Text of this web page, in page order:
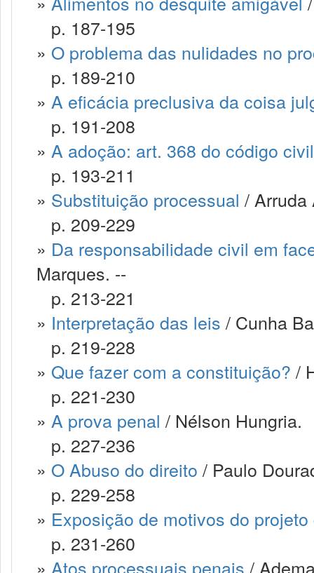
p. 187-195
» O problema das nulidades no
p. 189-210
» A eficácia preclusiva da coisa
p. 191-208
» A adoção: art. 368 do código civil
p. 193-211
» Substituição processual / Arruda
p. 209-229
» Da responsabilidade civil em
Marques. --
p. 213-221
» Interpretação das leis / Cunha
p. 219-228
» Que fazer com a constituição? /
p. 221-230
» A prova penal / Nélson Hungria.
p. 227-236
» O Abuso do direito / Paulo
p. 229-258
» Exposição de motivos do
p. 231-260
» Atos processuais penais /